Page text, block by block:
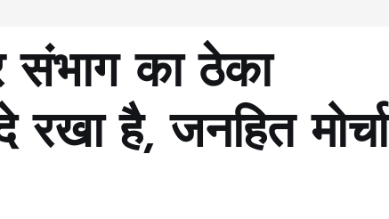
संभाग का ठेका
रखा है, जनहित मोर्चा